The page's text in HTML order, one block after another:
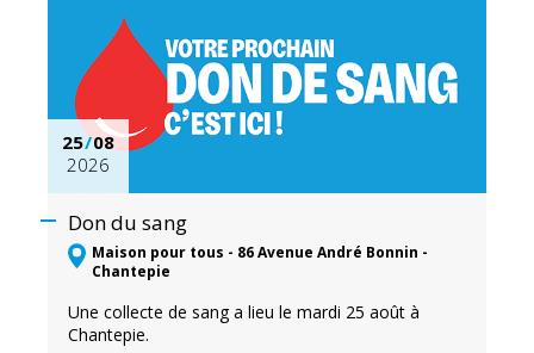
25/08
2026
Don du sang
Maison pour tous - 86 Avenue André Bonnin -
Chantepie
Une collecte de sang a lieu le mardi 25 août à
Chantepie.